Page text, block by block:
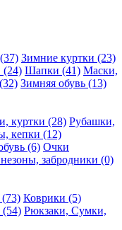
Зимние куртки (23)
(24) Шапки (41) Маски,
Зимняя обувь (13)
куртки (28) Рубашки,
кепки (12)
(6) Очки
забродники (0)
(73) Коврики (5)
Рюкзаки, Сумки,